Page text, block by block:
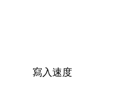
寫入速度